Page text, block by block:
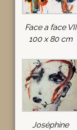
Face a face VII
100 x 80 cm
Joséphine